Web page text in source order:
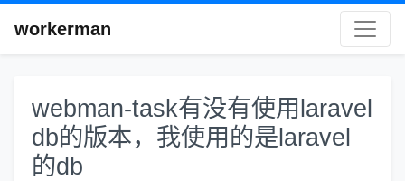
workerman
webman-task有没有使用laravel
db的版本，我使用的是laravel
的db